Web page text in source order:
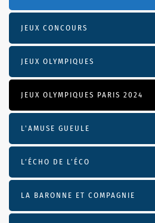
JEUX CONCOURS
JEUX OLYMPIQUES
JEUX OLYMPIQUES PARIS 2024
L'AMUSE GUEULE
L’ÉCHO DE L’ÉCO
LA BARONNE ET COMPAGNIE